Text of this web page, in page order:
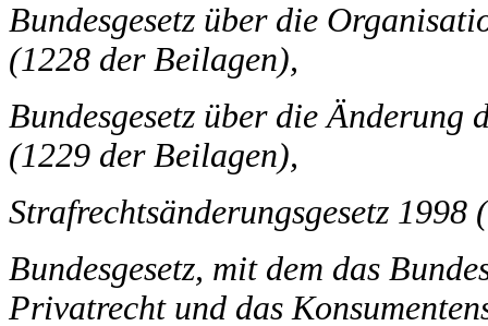
Bundesgesetz über die
(1228 der Beilagen),
Bundesgesetz über die Änderung
(1229 der Beilagen),
Strafrechtsänderungsgesetz
Bundesgesetz, mit dem das
Privatrecht und das